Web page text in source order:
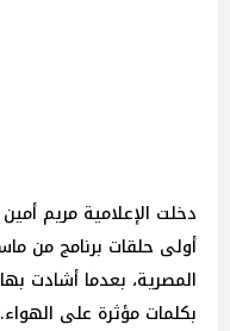
دخلت الإعلامية مريم
أولى حلقات برنامج من
المصرية، بعدما أشادت
بكلمات مؤثرة على الهواء.